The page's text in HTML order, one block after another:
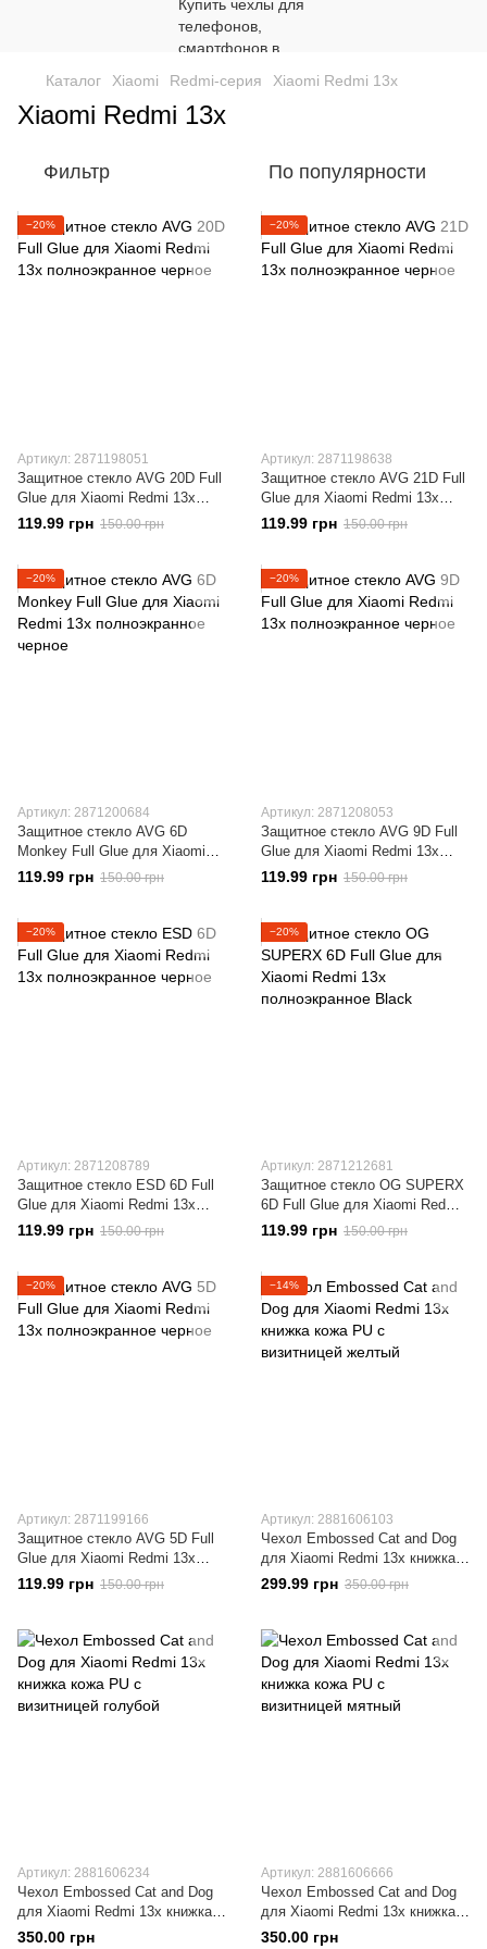
Каталог Xiaomi Redmi-серия Xiaomi Redmi 13x
Xiaomi Redmi 13x
Фильтр По популярности
−20%
Артикул: 2871198051
Защитное стекло AVG 20D Full
Glue для Xiaomi Redmi 13x
полноэкранное черное
119.99 грн 150.00 грн
−20%
Артикул: 2871198638
Защитное стекло AVG 21D Full
Glue для Xiaomi Redmi 13x
полноэкранное черное
119.99 грн 150.00 грн
−20%
Артикул: 2871200684
Защитное стекло AVG 6D
Monkey Full Glue для Xiaomi
Redmi 13x полноэкранное
119.99 грн 150.00 грн
−20%
Артикул: 2871208053
Защитное стекло AVG 9D Full
Glue для Xiaomi Redmi 13x
полноэкранное черное
119.99 грн 150.00 грн
−20%
Артикул: 2871208789
Защитное стекло ESD 6D Full
Glue для Xiaomi Redmi 13x
полноэкранное черное
119.99 грн 150.00 грн
−20%
Артикул: 2871212681
Защитное стекло OG SUPERX
6D Full Glue для Xiaomi Redmi
13x полноэкранное Black
119.99 грн 150.00 грн
−20%
Артикул: 2871199166
Защитное стекло AVG 5D Full
Glue для Xiaomi Redmi 13x
полноэкранное черное
119.99 грн 150.00 грн
−14%
Артикул: 2881606103
Чехол Embossed Cat and Dog
для Xiaomi Redmi 13x книжка
кожа PU с визитницей желтый
299.99 грн 350.00 грн
Артикул: 2881606234
Чехол Embossed Cat and Dog
для Xiaomi Redmi 13x книжка
кожа PU с визитницей голубой
350.00 грн
Артикул: 2881606666
Чехол Embossed Cat and Dog
для Xiaomi Redmi 13x книжка
кожа PU с визитницей мятный
350.00 грн